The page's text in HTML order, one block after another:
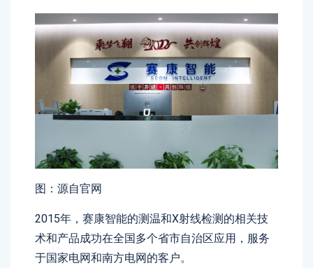
图：源自官网
2015年，赛康智能的测温和X射线检测的相关技
术和产品成功在全国多个省市自治区应用，服务
于国家电网和南方电网的客户。